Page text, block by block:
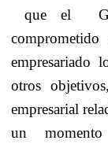
que el
empresariado
otros
empresarial
un